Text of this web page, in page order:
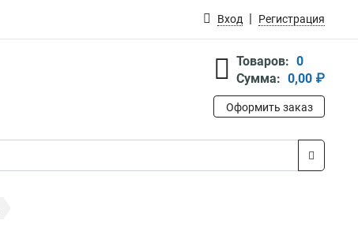
Вход Регистрация
Товаров: 0
Сумма: 0,00 ₽
Оформить заказ